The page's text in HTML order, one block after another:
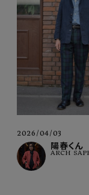
特定商取引法につ
お問い合わせ
OFFICIAL WEB
ACCOUNT
ようこそ ゲスト 様
meeting_room ログイン
2026/04/03
陽春くん
ARCH